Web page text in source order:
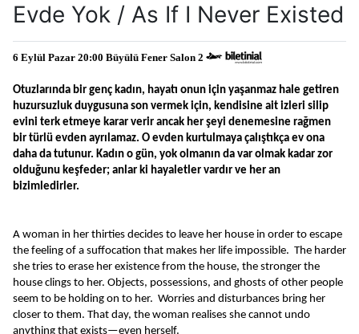
Evde Yok / As If I Never Existed
6 Eylül Pazar 20:00 Büyülü Fener Salon 2
Otuzlarında bir genç kadın, hayatı onun için yaşanmaz hale getiren
huzursuzluk duygusuna son vermek için, kendisine ait izleri silip
evini terk etmeye karar verir ancak her şeyi denemesine rağmen
bir türlü evden ayrılamaz. O evden kurtulmaya çalıştıkça ev ona
daha da tutunur. Kadın o gün, yok olmanın da var olmak kadar zor
olduğunu keşfeder; anlar ki hayaletler vardır ve her an
bizimledirler.
A woman in her thirties decides to leave her house in order to escape
the feeling of a suffocation that makes her life impossible.  The harder
she tries to erase her existence from the house, the stronger the
house clings to her. Objects, possessions, and ghosts of other people
seem to be holding on to her.  Worries and disturbances bring her
closer to them. That day, the woman realises she cannot undo
anything that exists—even herself.